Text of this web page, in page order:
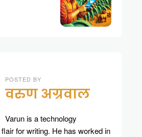
POSTED BY
वरुण अग्रवाल
Varun is a technology
for writing. He has worked in